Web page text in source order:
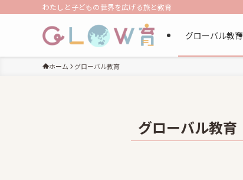
わたしと子どもの世界を広げる旅と教育
グローバル教育
ホーム グローバル教育
グローバル教育